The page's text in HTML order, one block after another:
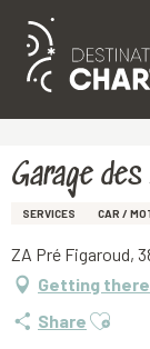
Aller
principal
Garage
SERVICES CAR /
ZA Pré Figaroud,
Getting there
Share Ajouter